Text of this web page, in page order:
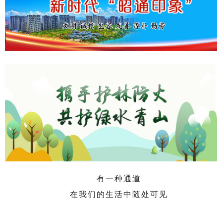
有一种通道
在我们的生活中随处可见